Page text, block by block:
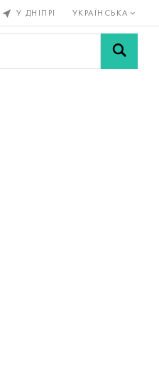
У ДНІПРІ УКРАЇНСЬКА
Сітки і